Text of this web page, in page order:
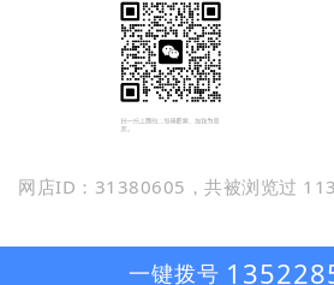
网店ID：31380605，共被浏览过
一键拨号